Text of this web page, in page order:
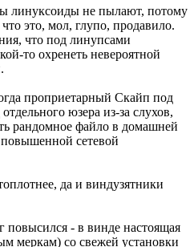
линуксоиды не пылают, потому
это, мол, глупо, продавило.
что под линупсами
то охренеть невероятной
проприетарный Скайп под
юзера из-за слухов,
рандомное файло в домашней
сетевой
да и виндузятники
повысился - в винде настоящая
меркам) со свежей установки